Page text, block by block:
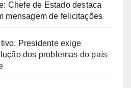
Chefe de Estado destaca
mensagem de felicitações
Presidente exige
dos problemas do país